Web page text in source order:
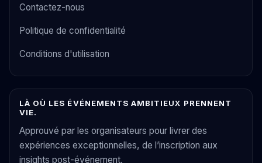
Contactez-nous
Politique de confidentialité
Conditions d'utilisation
LÀ OÙ LES ÉVÉNEMENTS AMBITIEUX PRENNENT
VIE.
Approuvé par les organisateurs pour livrer des
expériences exceptionnelles, de l’inscription aux
insights post-événement.